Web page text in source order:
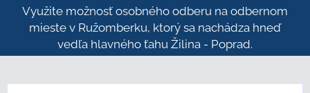
Využite možnosť osobného odberu na odbernom
mieste v Ružomberku, ktorý sa nachádza hneď
vedľa hlavného ťahu Žilina - Poprad.